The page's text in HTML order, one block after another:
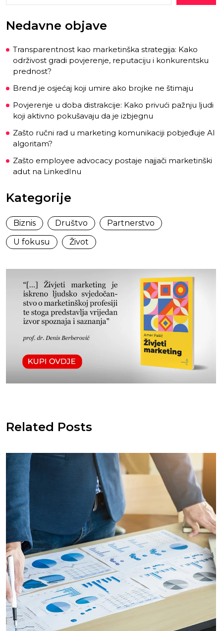
Nedavne objave
Transparentnost kao marketinška strategija: Kako
održivost gradi povjerenje, reputaciju i konkurentsku
prednost?
Brend je osjećaj koji umire ako brojke ne štimaju
Povjerenje u doba distrakcije: Kako privući pažnju ljudi
koji aktivno pokušavaju da je izbjegnu
Zašto ručni rad u marketing komunikaciji pobjeđuje AI
algoritam?
Zašto employee advocacy postaje najjači marketinški
adut na LinkedInu
Kategorije
Biznis Društvo
Partnerstvo
U fokusu
Život
Related Posts